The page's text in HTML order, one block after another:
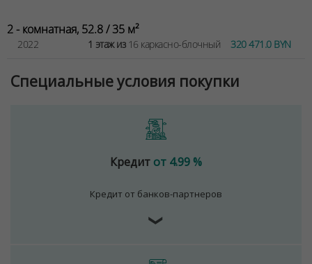
2 - комнатная, 52.8 / 35 м²
2022 1 этаж из16 каркасно-блочный 320 471.0 BYN
Специальные условия покупки
Кредит от 4.99 %
Кредит от банков-партнеров
❯